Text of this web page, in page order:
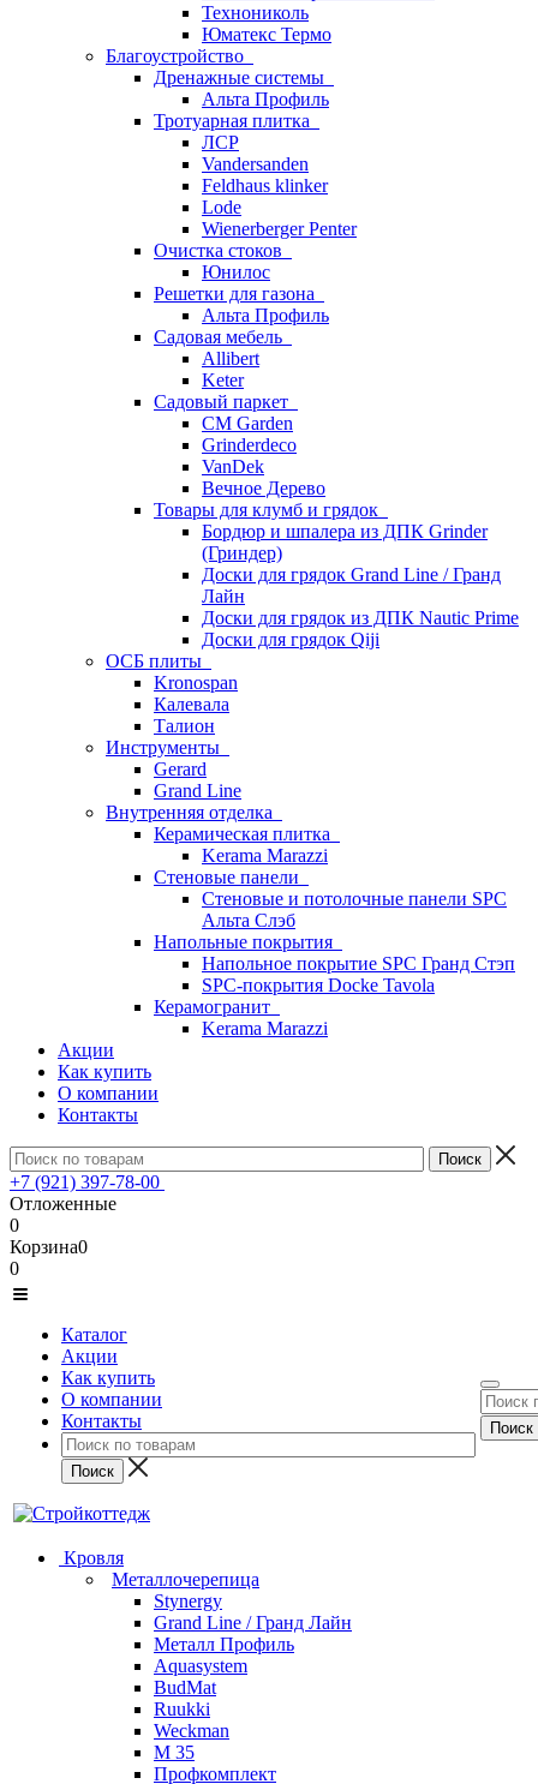
Технониколь
Юматекс Термо
Благоустройство
Дренажные системы
Альта Профиль
Тротуарная плитка
ЛСР
Vandersanden
Feldhaus klinker
Lode
Wienerberger Penter
Очистка стоков
Юнилос
Решетки для газона
Альта Профиль
Садовая мебель
Allibert
Keter
Садовый паркет
CM Garden
Grinderdeco
VanDek
Вечное Дерево
Товары для клумб и грядок
Бордюр и шпалера из ДПК Grinder
(Гриндер)
Доски для грядок Grand Line / Гранд
Лайн
Доски для грядок из ДПК Nautic Prime
Доски для грядок Qiji
ОСБ плиты
Kronospan
Калевала
Талион
Инструменты
Gerard
Grand Line
Внутренняя отделка
Керамическая плитка
Kerama Marazzi
Стеновые панели
Стеновые и потолочные панели SPC
Альта Слэб
Напольные покрытия
Напольное покрытие SPC Гранд Стэп
SPC-покрытия Docke Tavola
Керамогранит
Kerama Marazzi
Акции
Как купить
О компании
Контакты
+7 (921) 397-78-00
Отложенные
0
Корзина0
0
Каталог
Акции
Как купить
О компании
Контакты
Кровля
Металлочерепица
Stynergy
Grand Line / Гранд Лайн
Металл Профиль
Aquasystem
BudMat
Ruukki
Weckman
М 35
Профкомплект